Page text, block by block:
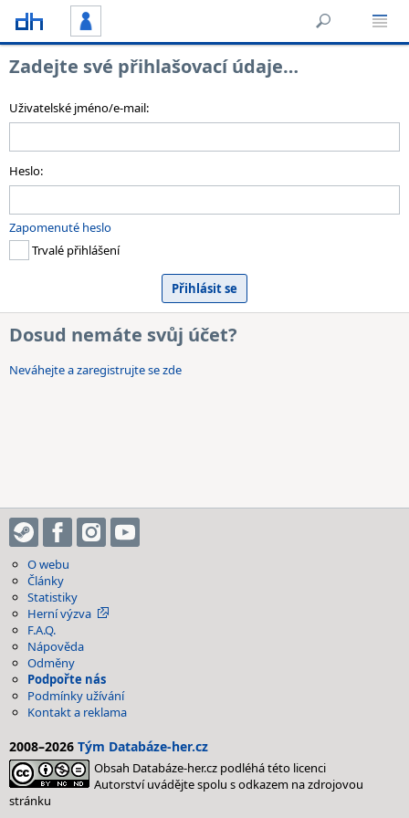
Zadejte své přihlašovací údaje…
Uživatelské jméno/e-mail:
Heslo:
Zapomenuté heslo
Trvalé přihlášení
Dosud nemáte svůj účet?
Neváhejte a zaregistrujte se zde
O webu
Články
Statistiky
Herní výzva
F.A.Q.
Nápověda
Odměny
Podpořte nás
Podmínky užívání
Kontakt a reklama
2008–2026 Tým Databáze-her.cz
Obsah Databáze-her.cz podléhá této licenci
Autorství uvádějte spolu s odkazem na zdrojovou
stránku